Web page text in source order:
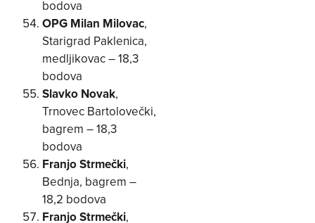
bodova
OPG Milan Milovac,
Starigrad Paklenica,
medljikovac – 18,3
bodova
Slavko Novak,
Trnovec Bartolovečki,
bagrem – 18,3
bodova
Franjo Strmečki,
Bednja, bagrem –
18,2 bodova
Franjo Strmečki,